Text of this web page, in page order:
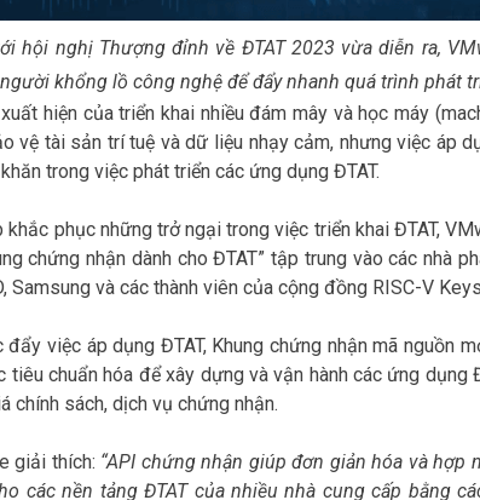
hội nghị Thượng đỉnh về ĐTAT 2023 vừa diễn ra,
khổng lồ công nghệ để đẩy nhanh quá trình phát
hiện của triển khai nhiều đám mây và học máy
vệ tài sản trí tuệ và dữ liệu nhạy cảm, nhưng việc áp
trong việc phát triển các ứng dụng ĐTAT.
khắc phục những trở ngại trong việc triển khai ĐTAT,
chứng nhận dành cho ĐTAT” tập trung vào các nhà
Samsung và các thành viên của cộng đồng RISC-V
đẩy việc áp dụng ĐTAT, Khung chứng nhận mã nguồn
tiêu chuẩn hóa để xây dựng và vận hành các ứng dụng
chính sách, dịch vụ chứng nhận.
giải thích: “API chứng nhận giúp đơn giản hóa và hợp
các nền tảng ĐTAT của nhiều nhà cung cấp bằng